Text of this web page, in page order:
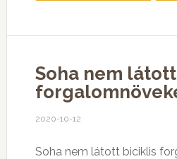
Soha nem
2020-10-12
Soha nem látott biciklis